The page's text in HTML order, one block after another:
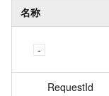
名称
RequestId